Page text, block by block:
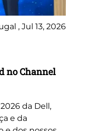
, Jul 13, 2026
no Channel
da Dell,
e da